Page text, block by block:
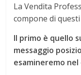
La Vendita
compone di
Il primo è quello
messaggio
esamineremo